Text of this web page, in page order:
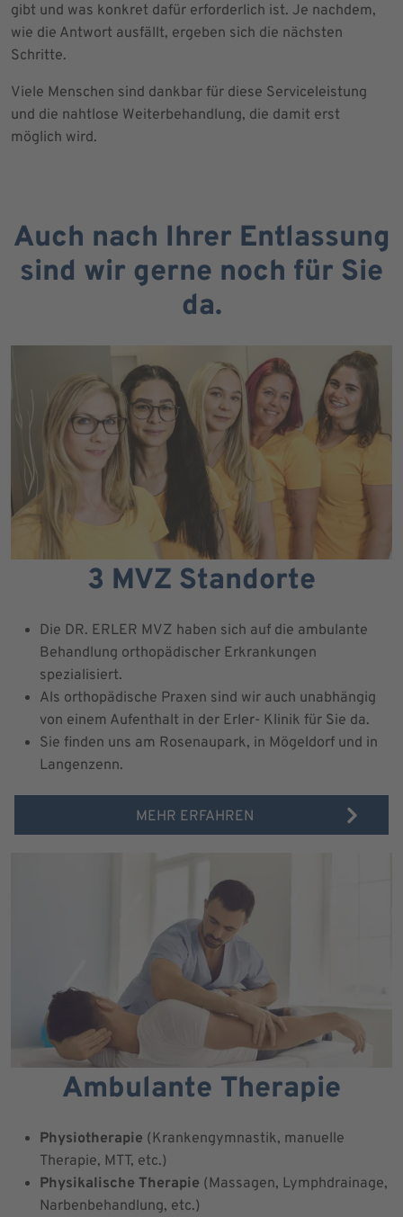
gibt und was konkret dafür erforderlich ist. Je nachdem,
wie die Antwort ausfällt, ergeben sich die nächsten
Schritte.
Viele Menschen sind dankbar für diese Serviceleistung
und die nahtlose Weiterbehandlung, die damit erst
möglich wird.
Auch nach Ihrer Entlassung
sind wir gerne noch für Sie
da.
3 MVZ Standorte
Die DR. ERLER MVZ haben sich auf die ambulante
Behandlung orthopädischer Erkrankungen
spezialisiert.
Als orthopädische Praxen sind wir auch unabhängig
von einem Aufenthalt in der Erler- Klinik für Sie da.
Sie finden uns am Rosenaupark, in Mögeldorf und in
Langenzenn.
MEHR ERFAHREN
Ambulante Therapie
Physiotherapie (Krankengymnastik, manuelle
Therapie, MTT, etc.)
Physikalische Therapie (Massagen, Lymphdrainage,
Narbenbehandlung, etc.)